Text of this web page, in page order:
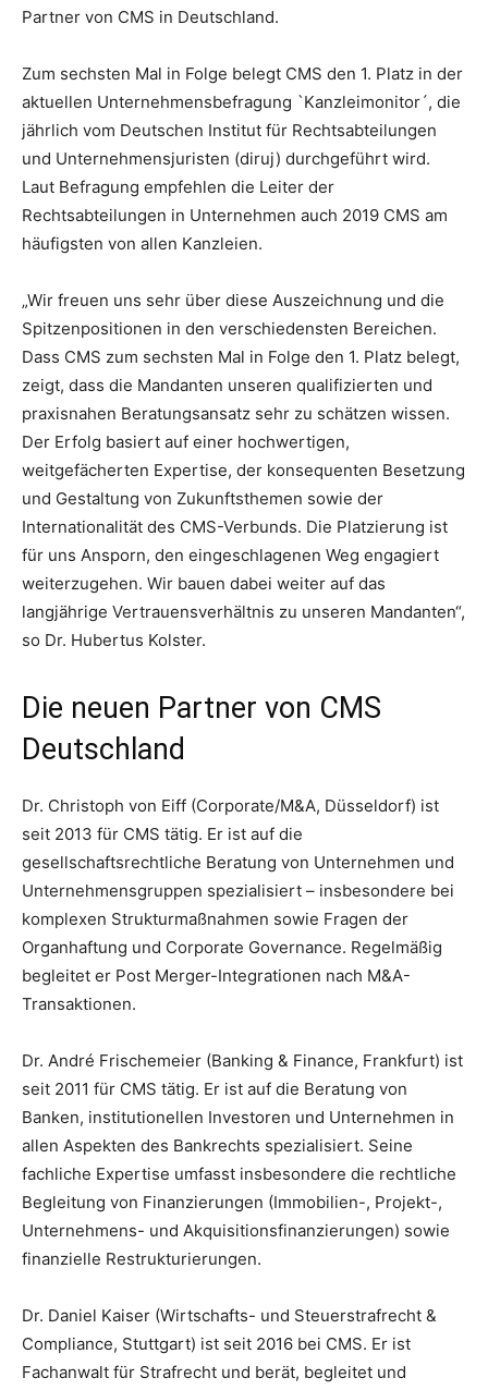
Partner von CMS in Deutschland.
Zum sechsten Mal in Folge belegt CMS den 1. Platz in der
aktuellen Unternehmensbefragung `Kanzleimonitor´, die
jährlich vom Deutschen Institut für Rechtsabteilungen
und Unternehmensjuristen (diruj) durchgeführt wird.
Laut Befragung empfehlen die Leiter der
Rechtsabteilungen in Unternehmen auch 2019 CMS am
häufigsten von allen Kanzleien.
„Wir freuen uns sehr über diese Auszeichnung und die
Spitzenpositionen in den verschiedensten Bereichen.
Dass CMS zum sechsten Mal in Folge den 1. Platz belegt,
zeigt, dass die Mandanten unseren qualifizierten und
praxisnahen Beratungsansatz sehr zu schätzen wissen.
Der Erfolg basiert auf einer hochwertigen,
weitgefächerten Expertise, der konsequenten Besetzung
und Gestaltung von Zukunftsthemen sowie der
Internationalität des CMS-Verbunds. Die Platzierung ist
für uns Ansporn, den eingeschlagenen Weg engagiert
weiterzugehen. Wir bauen dabei weiter auf das
langjährige Vertrauensverhältnis zu unseren Mandanten“,
so Dr. Hubertus Kolster.
Die neuen Partner von CMS
Deutschland
Dr. Christoph von Eiff (Corporate/M&A, Düsseldorf) ist
seit 2013 für CMS tätig. Er ist auf die
gesellschaftsrechtliche Beratung von Unternehmen und
Unternehmensgruppen spezialisiert – insbesondere bei
komplexen Strukturmaßnahmen sowie Fragen der
Organhaftung und Corporate Governance. Regelmäßig
begleitet er Post Merger-Integrationen nach M&A-
Transaktionen.
Dr. André Frischemeier (Banking & Finance, Frankfurt) ist
seit 2011 für CMS tätig. Er ist auf die Beratung von
Banken, institutionellen Investoren und Unternehmen in
allen Aspekten des Bankrechts spezialisiert. Seine
fachliche Expertise umfasst insbesondere die rechtliche
Begleitung von Finanzierungen (Immobilien-, Projekt-,
Unternehmens- und Akquisitionsfinanzierungen) sowie
finanzielle Restrukturierungen.
Dr. Daniel Kaiser (Wirtschafts- und Steuerstrafrecht &
Compliance, Stuttgart) ist seit 2016 bei CMS. Er ist
Fachanwalt für Strafrecht und berät, begleitet und